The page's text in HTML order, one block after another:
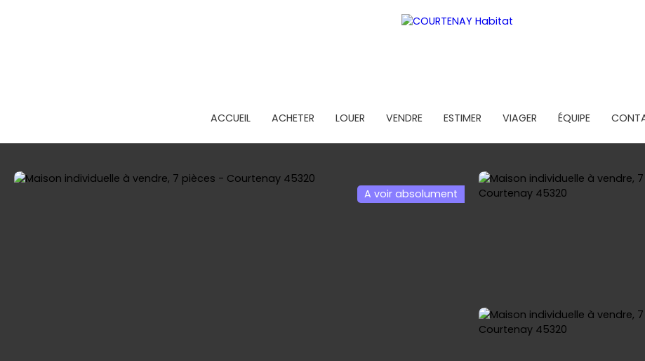
ACCUEIL ACHETER LOUER VENDRE ESTIMER VIAGER ÉQUIPE
A voir absolument